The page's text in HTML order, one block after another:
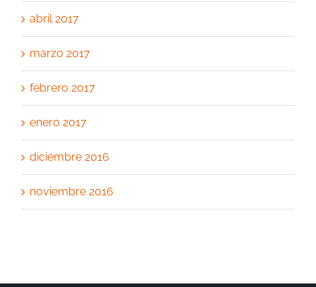
abril 2017
marzo 2017
febrero 2017
enero 2017
diciembre 2016
noviembre 2016